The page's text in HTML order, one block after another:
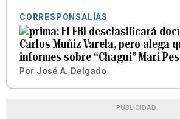
CORRESPONSALÍAS
El FBI desclasificará
Carlos Muñiz Varela, pero alega
informes sobre “Chagui” Mari
Por José A. Delgado
PUBLICIDAD